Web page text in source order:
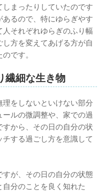
まったりしていたのです
るので、特にゆらぎやす
それぞれゆらぎのふり幅
方を変えてあげる方が自
です。
繊細な生き物
をしないといけない部分
ルの微調整や、家での過
から、その日の自分の状
する過ごし方を意識して
が、その日の自分の状態
分のことを良く知れた